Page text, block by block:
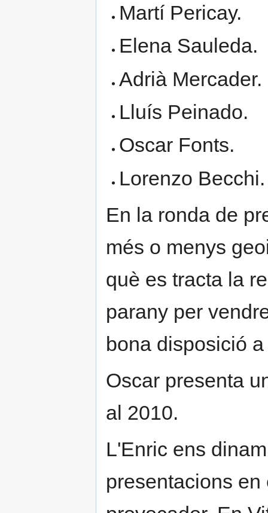
Martí Pericay.
Elena Sauleda.
Adrià Mercader.
Lluís Peinado.
Oscar Fonts.
Lorenzo Becchi.
En la ronda de
més o menys
què es tracta la
parany per
bona disposició
Oscar presenta
al 2010.
L'Enric ens
presentacions